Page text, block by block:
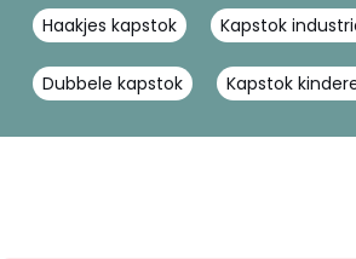
Haakjes kapstok Kapstok
Dubbele kapstok Kapstok